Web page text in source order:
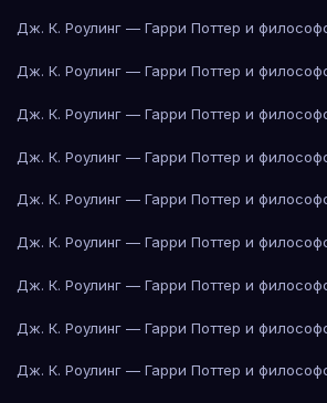
Дж. К. Роулинг — Гарри Поттер и
Дж. К. Роулинг — Гарри Поттер и
Дж. К. Роулинг — Гарри Поттер и
Дж. К. Роулинг — Гарри Поттер и
Дж. К. Роулинг — Гарри Поттер и
Дж. К. Роулинг — Гарри Поттер и
Дж. К. Роулинг — Гарри Поттер и
Дж. К. Роулинг — Гарри Поттер и
Дж. К. Роулинг — Гарри Поттер и